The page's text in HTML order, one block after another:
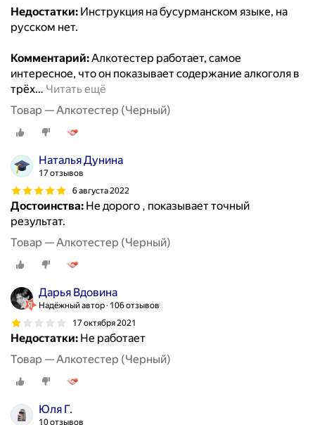
Недостатки: Инструкция на бусурманском языке, на
русском нет.
Комментарий:Алкотестер работает, самое
интересное, что он показывает содержание алкоголя в
трёх… Читать ещё
Товар — Алкотестер (Черный)
Наталья Дунина
17 отзывов
6 августа 2022
Достоинства: Не дорого , показывает точный
результат.
Товар — Алкотестер (Черный)
Дарья Вдовина
Надёжный автор 106 отзывов
17 октября 2021
Недостатки: Не работает
Товар — Алкотестер (Черный)
Юля Г.
10 отзывов